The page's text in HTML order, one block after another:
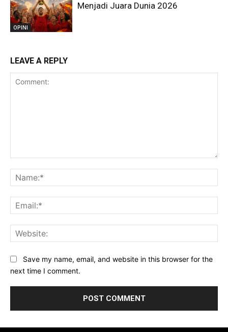
OPINI
Menjadi Juara Dunia 2026
LEAVE A REPLY
Save my name, email, and website in this browser for the
next time I comment.